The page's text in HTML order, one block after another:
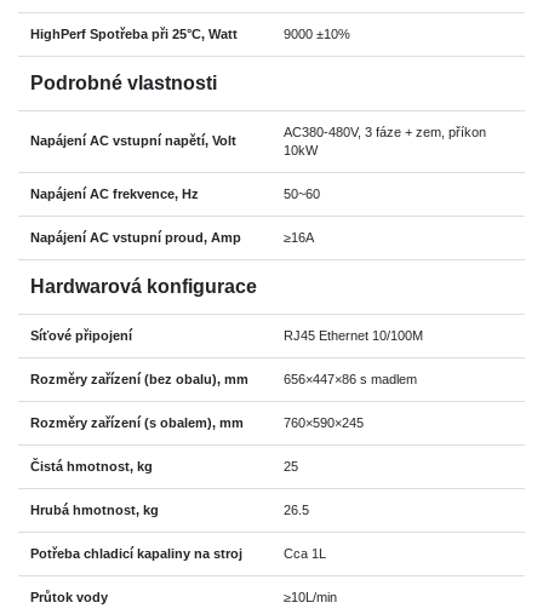
HighPerf Spotřeba při 25°C, Watt 9000 ±10%
Podrobné vlastnosti
Napájení AC vstupní napětí, Volt
AC380-480V, 3 fáze + zem, příkon
10kW
Napájení AC frekvence, Hz 50~60
Napájení AC vstupní proud, Amp ≥16A
Hardwarová konfigurace
Síťové připojení RJ45 Ethernet 10/100M
Rozměry zařízení (bez obalu), mm 656×447×86 s madlem
Rozměry zařízení (s obalem), mm 760×590×245
Čistá hmotnost, kg 25
Hrubá hmotnost, kg 26.5
Potřeba chladicí kapaliny na stroj Cca 1L
Průtok vody ≥10L/min